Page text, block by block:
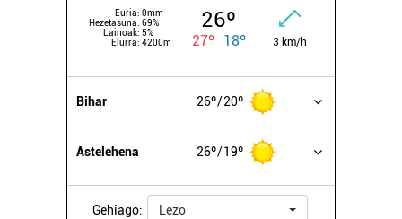
Euria: 0mm
Hezetasuna: 69%
Lainoak: 5%
Elurra: 4200m
26º
27º 18º 3 km/h
Bihar 26º 20º
Astelehena 26º 19º
Gehiago: Lezo